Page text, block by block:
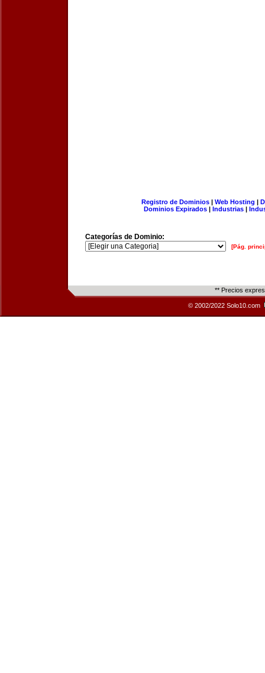
Registro de Dominios| Web Hosting |
Dominios Expirados | Industrias |
Categorías de Dominio:
[Pág.
** Precios
© 2002/2022 Solo10.com